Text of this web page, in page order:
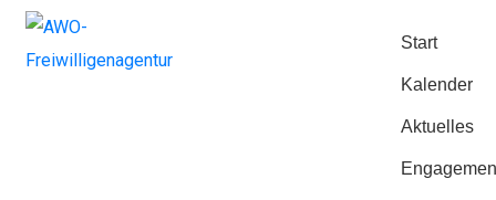
Start
Kalender
Aktuelles